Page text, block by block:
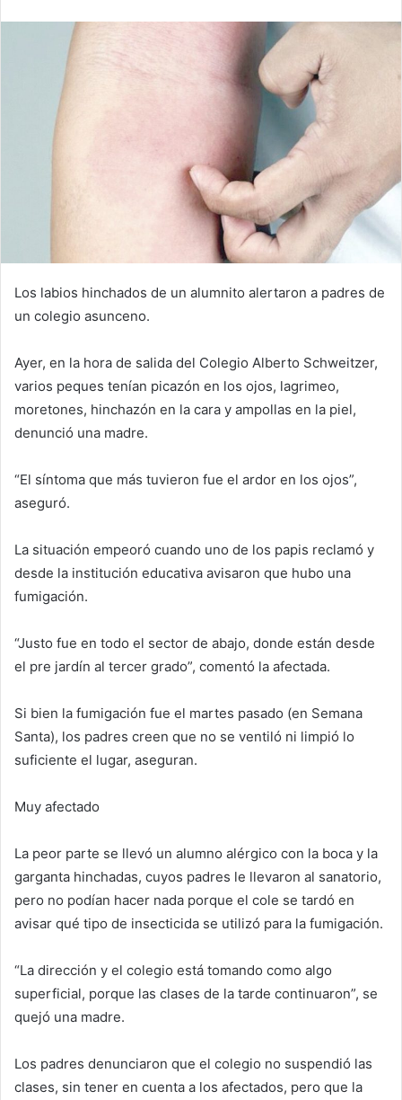
Los labios hinchados de un alumnito alertaron a padres de
un colegio asunceno.
Ayer, en la hora de salida del Colegio Alberto Schweitzer,
varios peques tenían picazón en los ojos, lagrimeo,
moretones, hinchazón en la cara y ampollas en la piel,
denunció una madre.
“El síntoma que más tuvieron fue el ardor en los ojos”,
aseguró.
La situación empeoró cuando uno de los papis reclamó y
desde la institución educativa avisaron que hubo una
fumigación.
“Justo fue en todo el sector de abajo, donde están desde
el pre jardín al tercer grado”, comentó la afectada.
Si bien la fumigación fue el martes pasado (en Semana
Santa), los padres creen que no se ventiló ni limpió lo
suficiente el lugar, aseguran.
Muy afectado
La peor parte se llevó un alumno alérgico con la boca y la
garganta hinchadas, cuyos padres le llevaron al sanatorio,
pero no podían hacer nada porque el cole se tardó en
avisar qué tipo de insecticida se utilizó para la fumigación.
“La dirección y el colegio está tomando como algo
superficial, porque las clases de la tarde continuaron”, se
quejó una madre.
Los padres denunciaron que el colegio no suspendió las
clases, sin tener en cuenta a los afectados, pero que la